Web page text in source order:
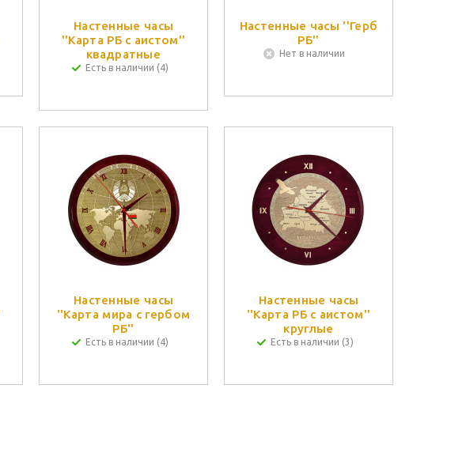
Настенные часы
''Карта РБ с аистом''
квадратные
Есть в наличии (4)
Настенные часы ''Герб
РБ''
Нет в наличии
Настенные часы
''Карта мира с гербом
РБ''
Есть в наличии (4)
Настенные часы
''Карта РБ с аистом''
круглые
Есть в наличии (3)